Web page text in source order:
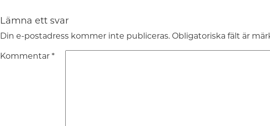
Lämna ett svar
Din e-postadress kommer inte publiceras. Obligatoriska fält är
Kommentar *